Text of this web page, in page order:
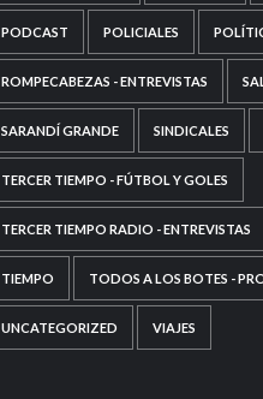
PODCAST POLICIALES
ROMPECABEZAS - ENTREVISTAS
SARANDÍ GRANDE SINDICALES
TERCER TIEMPO - FÚTBOL Y GOLES
TERCER TIEMPO RADIO - ENTREVISTAS
TIEMPO TODOS A LOS BOTES -
UNCATEGORIZED VIAJES